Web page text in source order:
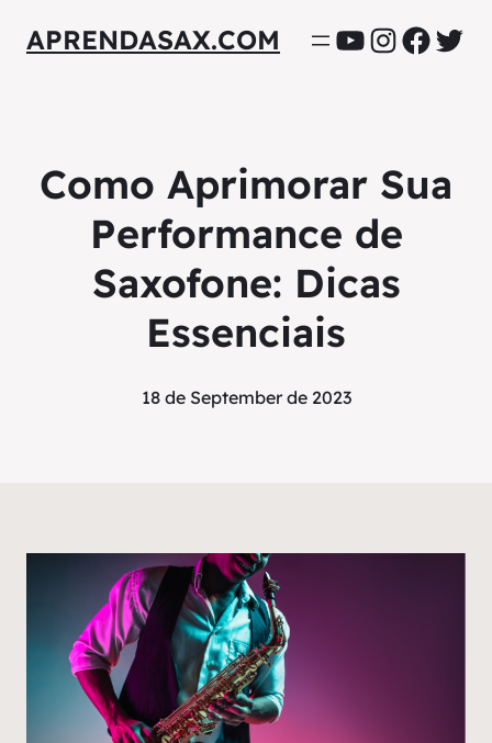
APRENDASAX.COM YouTube
Como Aprimorar Sua
Performance de
Saxofone: Dicas
Essenciais
18 de September de 2023